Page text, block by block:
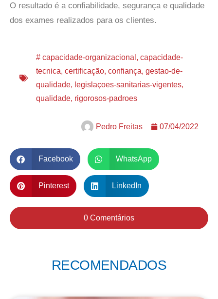
O resultado é a confiabilidade, segurança e qualidade
dos exames realizados para os clientes.
# capacidade-organizacional , capacidade-
tecnica, certificação, confiança, gestao-de-
qualidade, legislaçoes-sanitarias-vigentes,
qualidade, rigorosos-padroes
Pedro Freitas 07/04/2022
Facebook WhatsApp
Pinterest LinkedIn
0 Comentários
RECOMENDADOS